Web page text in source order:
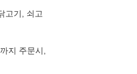
고기, 쇠고
지 주문시,